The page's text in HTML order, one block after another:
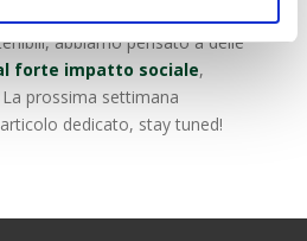
anche sui regali di Natale le
abbiamo pensato a delle
forte impatto sociale,
prossima settimana
dedicato, stay tuned!